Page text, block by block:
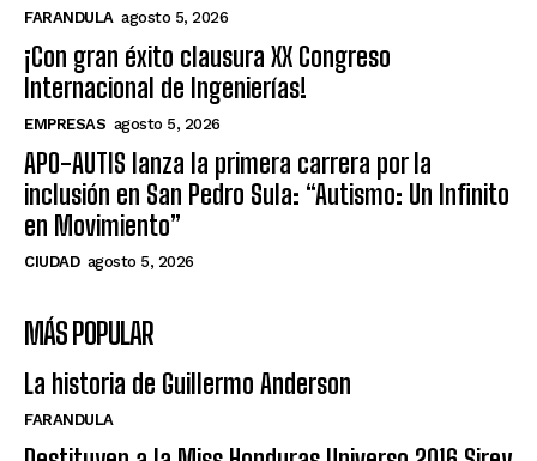
FARANDULA agosto 5, 2026
¡Con gran éxito clausura XX Congreso
Internacional de Ingenierías!
EMPRESAS agosto 5, 2026
APO-AUTIS lanza la primera carrera por la
inclusión en San Pedro Sula: “Autismo: Un Infinito
en Movimiento”
CIUDAD agosto 5, 2026
MÁS POPULAR
La historia de Guillermo Anderson
FARANDULA